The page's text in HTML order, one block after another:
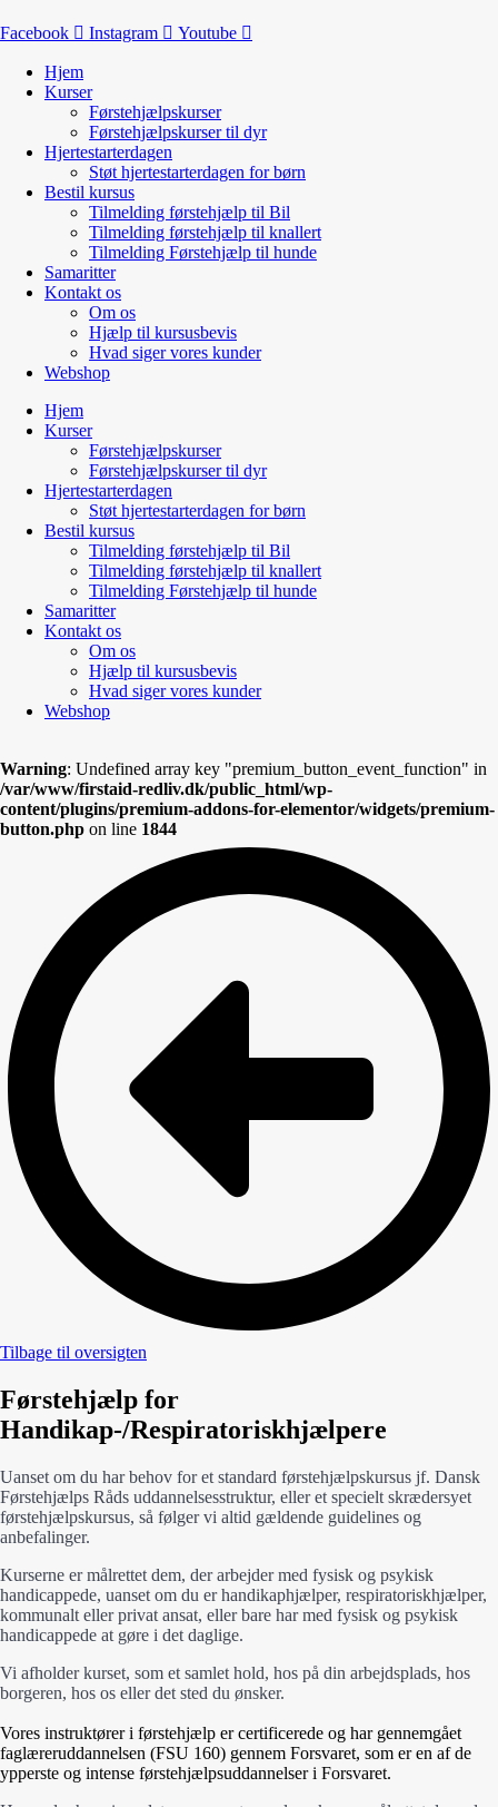
Facebook Instagram Youtube
Hjem
Kurser
Førstehjælpskurser
Førstehjælpskurser til dyr
Hjertestarterdagen
Støt hjertestarterdagen for børn
Bestil kursus
Tilmelding førstehjælp til Bil
Tilmelding førstehjælp til knallert
Tilmelding Førstehjælp til hunde
Samaritter
Kontakt os
Om os
Hjælp til kursusbevis
Hvad siger vores kunder
Webshop
Hjem
Kurser
Førstehjælpskurser
Førstehjælpskurser til dyr
Hjertestarterdagen
Støt hjertestarterdagen for børn
Bestil kursus
Tilmelding førstehjælp til Bil
Tilmelding førstehjælp til knallert
Tilmelding Førstehjælp til hunde
Samaritter
Kontakt os
Om os
Hjælp til kursusbevis
Hvad siger vores kunder
Webshop
Warning: Undefined array key "premium_button_event_function" in
/var/www/firstaid-redliv.dk/public_html/wp-
content/plugins/premium-addons-for-elementor/widgets/premium-
button.php on line 1844
Tilbage til oversigten
Førstehjælp for
Handikap-/Respiratoriskhjælpere
Uanset om du har behov for et standard førstehjælpskursus jf. Dansk
Førstehjælps Råds uddannelsesstruktur, eller et specielt skrædersyet
førstehjælpskursus, så følger vi altid gældende guidelines og
anbefalinger.
Kurserne er målrettet dem, der arbejder med fysisk og psykisk
handicappede, uanset om du er handikaphjælper, respiratoriskhjælper,
kommunalt eller privat ansat, eller bare har med fysisk og psykisk
handicappede at gøre i det daglige.
Vi afholder kurset, som et samlet hold, hos på din arbejdsplads, hos
borgeren, hos os eller det sted du ønsker.
Vores instruktører i førstehjælp er certificerede og har gennemgået
faglæreruddannelsen (FSU 160) gennem Forsvaret, som er en af de
ypperste og intense førstehjælpsuddannelser i Forsvaret.